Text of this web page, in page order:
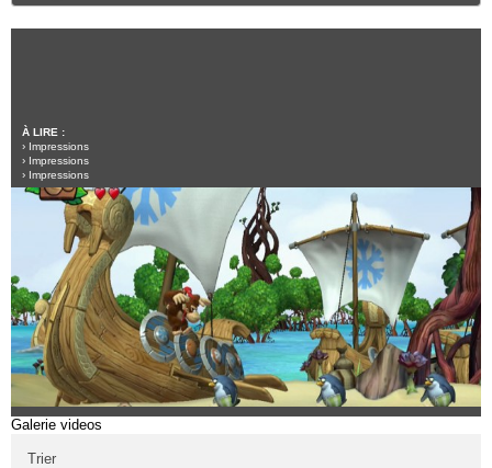
À LIRE :
› Impressions
› Impressions
› Impressions
Galerie videos
Trier